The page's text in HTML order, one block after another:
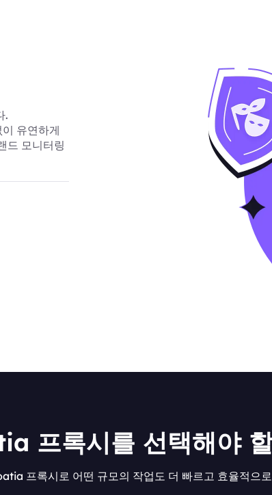
.
유연하게
드 모니터링
프록시를 선택해야
프록시로 어떤 규모의 작업도 더 빠르고 효율적으